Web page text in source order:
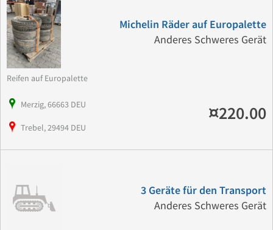
Michelin Räder auf Europalette
Anderes Schweres Gerät
Reifen auf Europalette
Merzig, 66663 DEU
Trebel, 29494 DEU
¤220.00
3 Geräte für den Transport
Anderes Schweres Gerät